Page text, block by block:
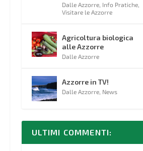
Dalle Azzorre, Info Pratiche,
Visitare le Azzorre
Agricoltura biologica
alle Azzorre
Dalle Azzorre
Azzorre in TV!
Dalle Azzorre, News
ULTIMI COMMENTI: